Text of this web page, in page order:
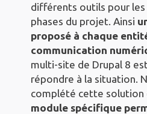
différents outils pour
phases du projet. Ainsi
proposé à chaque
communication
multi-site de Drupal 8
répondre à la situation.
complété cette solution
module spécifique